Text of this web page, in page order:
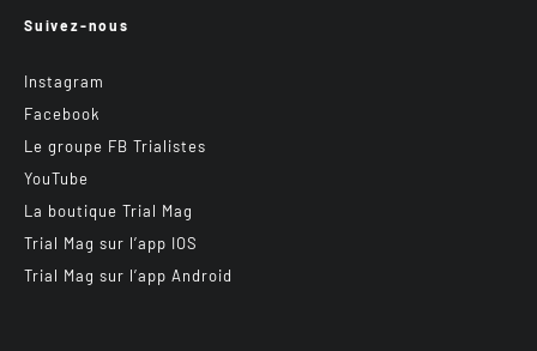
Suivez-nous
Instagram
Facebook
Le groupe FB Trialistes
YouTube
La boutique Trial Mag
Trial Mag sur l’app IOS
Trial Mag sur l’app Android